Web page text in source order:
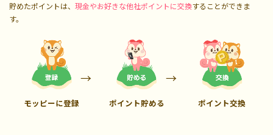
貯めたポイントは、 現金やお好きな他社ポイントに交換することができま
す。
モッピーに登録 ポイント貯める ポイント交換